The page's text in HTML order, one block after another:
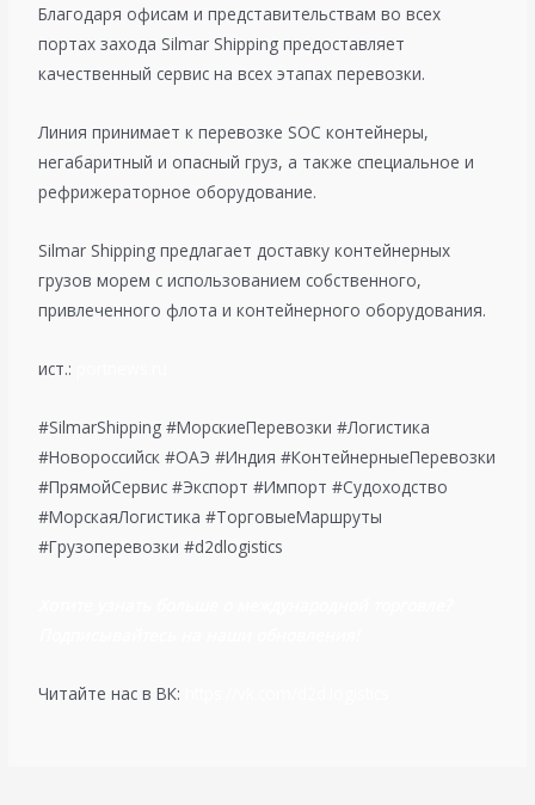
Благодаря офисам и представительствам во всех
портах захода Silmar Shipping предоставляет
качественный сервис на всех этапах перевозки.
Линия принимает к перевозке SOC контейнеры,
негабаритный и опасный груз, а также специальное и
рефрижераторное оборудование.
Silmar Shipping предлагает доставку контейнерных
грузов морем с использованием собственного,
привлеченного флота и контейнерного оборудования.
ист.:
#SilmarShipping #МорскиеПеревозки #Логистика
#Новороссийск #ОАЭ #Индия #КонтейнерныеПеревозки
#ПрямойСервис #Экспорт #Импорт #Судоходство
#МорскаяЛогистика #ТорговыеМаршруты
#Грузоперевозки #d2dlogistics
Читайте нас в ВК: